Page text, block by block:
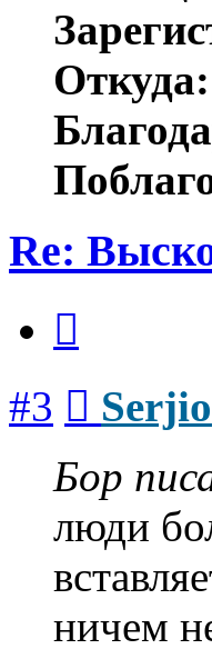
Откуда:
Re:
#3 Serjio
Бор
люди
ничем